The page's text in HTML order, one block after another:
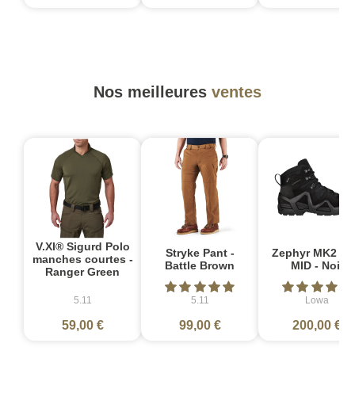
Nos meilleures ventes
V.XI® Sigurd Polo
manches courtes -
Ranger Green
5.11
59,00 €
Stryke Pant -
Battle Brown
5.11
99,00 €
Zephyr MK2
MID - Noir
Lowa
200,00 €